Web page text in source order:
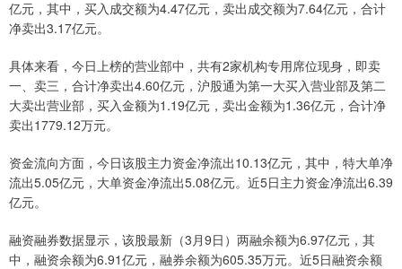
亿元，其中，买入成交额为4.47亿元，卖出成交额为7.64亿元，合计
净卖出3.17亿元。
具体来看，今日上榜的营业部中，共有2家机构专用席位现身，即卖
一、卖三，合计净卖出4.60亿元，沪股通为第一大买入营业部及第二
大卖出营业部，买入金额为1.19亿元，卖出金额为1.36亿元，合计净
卖出1779.12万元。
资金流向方面，今日该股主力资金净流出10.13亿元，其中，特大单净
流出5.05亿元，大单资金净流出5.08亿元。近5日主力资金净流出6.39
亿元。
融资融券数据显示，该股最新（3月9日）两融余额为6.97亿元，其
中，融资余额为6.91亿元，融券余额为605.35万元。近5日融资余额